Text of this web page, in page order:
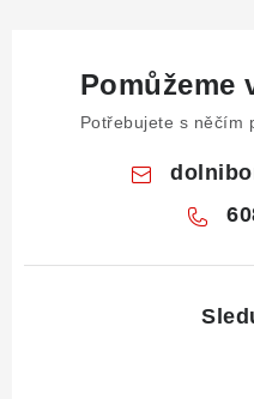
Pomůžeme
Potřebujete s něčím